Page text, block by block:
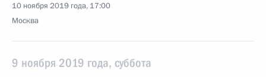
10 ноября 2019 года, 17:00
Москва
9 ноября 2019 года, суббота